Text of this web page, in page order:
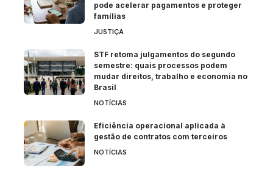
pode acelerar pagamentos e proteger
famílias
JUSTIÇA
STF retoma julgamentos do segundo
semestre: quais processos podem
mudar direitos, trabalho e economia no
Brasil
NOTÍCIAS
Eficiência operacional aplicada à
gestão de contratos com terceiros
NOTÍCIAS